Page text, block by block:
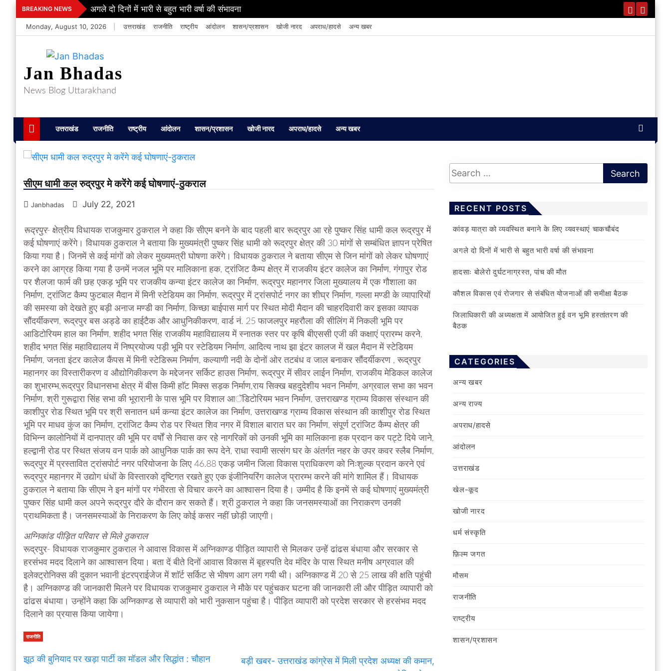
Skip
to
content
BREAKING NEWS अगले दो दिनों में भारी से बहुत भारी वर्षा की संभावना
Monday, August 10, 2026 उत्तराखंड राजनीति राष्ट्रीय आंदोलन शासन/प्रशासन खोजी नारद अपराध/हादसे अन्य खबर
Jan Bhadas
News Blog Uttarakhand
उत्तराखंड राजनीति राष्ट्रीय आंदोलन शासन/प्रशासन खोजी नारद अपराध/हादसे अन्य खबर
सीएम धामी कल रुद्रपुर मे करेंगे कई घोषणाएं-ठुकराल
Janbhadas July 22, 2021
रूद्रपुर- क्षेत्रीय विधायक राजकुमार ठुकराल ने कहा कि सीएम बनने के बाद पहली बार रूद्रपुर आ रहे पुष्कर सिंह धामी कल रूद्रपुर में
कई घोषणाएं करेंगे। विधायक ठुकराल ने बताया कि मुख्यमंत्री पुष्कर सिंह धामी को रूद्रपुर क्षेत्र की 30 मांगों से सम्बंधित ज्ञापन प्रेषित
किया गया है। जिनमें से कई मांगों को लेकर मुख्यमत्री घोषणा करेंगे। विधायक ठुकराल ने बताया सीएम से जिन मांगों को लेकर घोषणाएं
करने का आग्रह किया गया है उनमें नजल भूमि पर मालिकाना हक, ट्रांजिट कैम्प क्षेत्र में राजकीय इंटर कालेज का निर्माण, गंगापुर रोड
पर शैलजा फार्म की छह एकड़ भूमि पर राजकीय कन्या इंटर कालेज का निर्माण, रूद्रपुर महानगर जिला मुख्यालय में एक गौशाला का
निर्माण, ट्रांजिट कैम्प फुटबाल मैदान में मिनी स्टेडियम का निर्माण, रूद्रपुर में ट्रांसपोर्ट नगर का शीघ्र निर्माण, गल्ला मण्डी के व्यापारियों
की समस्या को देखते हुए बड़ी अनाज मण्डी का निर्माण, किच्छा बाईपास मार्ग पर स्थित मोदी मैदान की चाहरदिवारी कर इसका व्यापक
सौंदर्यीकरण, रूद्रपुर बस अड्डे का हाईटैक और आधुनिकीकरण, वार्ड नं. 25 फाजलपुर महरौला की सीलिंग में निकली भूमि पर
आडिटोरियम हाल का निर्माण, शहीद भगत सिंह राजकीय महाविद्यालय में स्नातक स्तर पर कृषि बीएससी एजी की कक्षाएं प्रारम्भ करने,
शहीद भगत सिंह महाविद्यालय में निष्प्रयोज्य पड़ी भूमि पर स्टेडियम निर्माण, आदित्य नाथ झा इंटर कालज में खल मैदान में स्टेडियम
निर्माण, जनता इंटर कालेज कैंपस में मिनी स्टेडिरूम निर्माण, कल्याणी नदी के दोनों ओर तटबंध व जाल बनाकर सौंदर्यीकरण , रूद्रपुर
महानगर का विस्तारीकरण व औद्योगिकीकरण के मद्देजनर सर्किट हाउस निर्माण, रूद्रपुर में सीवर लाईन निर्माण, राजकीय मेडिकल कालेज
का शुभारम्भ,रूद्रपुर विधानसभा क्षेत्र में बीस किमी हाॅट मिक्स सड़क निर्माण,राय सिक्ख बहदु्देशीय भवन निर्माण, अग्रवाल सभा का भवन
निर्माण, श्री गुरूद्वारा सिंह सभा की भूरारानी के पास भूमि पर विशाल आॅडिटोरियम भवन निर्माण, उत्तराखण्ड ग्राम्य विकास संस्थान की
काशीपुर रोड स्थित भूमि पर श्री सनातन धर्म कन्या इंटर कालेज का निर्माण, उत्तराखण्ड ग्राम्य विकास संस्थान की काशीपुर रोड स्थित
भूमि पर माधव कुंज का निर्माण, ट्रांजिट कैम्प रोड पर स्थित शिव नगर में विशाल बारात घर का निर्माण, संपूर्ण ट्रांजिट कैम्प क्षेत्र की
विभिन्न कालोनियों में दानपात्र की भूमि पर वर्षों से निवास कर रहे नागरिकों को उनकी भूमि का मालिकाना हक प्रदान कर पट्टे दिये जाने,
हल्द्वानी रोड पर स्थित संजय वन पार्क को आधुनिक पार्क का रूप देने, राधा स्वामी सत्संग घर के अंतर्गत नहर के उपर कवर स्लैब निर्माण,
रूद्रपुर में प्रस्तावित ट्रांसपोर्ट नगर परियोजना के लिए 46.88 एकड़ जमीन जिला विकास प्राधिकरण को निःशुल्क प्रदान करने एवं
रूद्रपुर महानगर में उद्योग धंधों के विस्तारको दृष्टिगत रखते हुए एक इंजीनियरिंग कालेज प्रारम्भ करने की मांगे शामिल हैं। विधायक
ठुकराल ने बताया कि सीएम ने इन मांगों पर गंभीरता से विचार करने का आश्वासन दिया है। उम्मीद है कि इनमें से कई घोषणाएं मुख्यमंत्री
पुष्कर सिंह धामी कल अपने रूद्रपुर दौरे के दौरान कर सकते हैं। श्री ठुकराल ने कहा कि जनसमस्याओं का निराकरण उनकी
प्राथमिकता है। जनसमस्याओं के निराकरण के लिए कोई कसर नहीं छोड़ी जाएगी।
अग्निकांड पीड़ित परिवार से मिले ठुकराल
रूद्रपुर- विधायक राजकुमार ठुकराल ने आवास विकास में अग्निकाण्ड पीड़ित व्यापारी से मिलकर उन्हें ढांढस बंधाया और सरकार से
हरसंभव मदद दिलाने का आश्वासन दिया। बता दें बीते दिनों आवास विकास में बृहस्पति देव मंदिर के पास स्थित मनीष अग्रवाल की
इलेक्ट्रोनिक्स की दुकान भवानी इंटरप्राईजेज में शाॅर्ट सर्किट से भीषण आग लग गयी थी। अग्निकाण्ड में 20 से 25 लाख की क्षति पहुंची
है। अग्निकाण्ड की जानकारी मिलने पर विधायक राजकुमार ठुकराल ने मौके पर पहुंचकर घटना की जानकारी ली और पीड़ित व्यापारी को
ढांढस बंधाया। उन्होंने कहा कि अग्निकाण्ड से व्यापारी को भारी नुकसान पहुंचा है। पीड़ित व्यापारी को प्रदेश सरकार से हरसंभव मदद
दिलाने का प्रयास किया जायेगा।
राजनीति
झूठ की बुनियाद पर खड़ा पार्टी का मॉडल और सिद्धांत : चौहान
बड़ी खबर- उत्तराखंड कांग्रेस में मिली प्रदेश अध्यक्ष की कमान,
RECENT POSTS
कांवड़ यात्रा को व्यवस्थित बनाने के लिए व्यवस्थाएं चाकचौबंद
अगले दो दिनों में भारी से बहुत भारी वर्षा की संभावना
हादसाः बोलेरो दुर्घटनाग्रस्त, पांच की मौत
कौशल विकास एवं रोजगार से संबंधित योजनाओं की समीक्षा बैठक
जिलाधिकारी की अध्यक्षता में आयोजित हुई वन भूमि हस्तांतरण की
बैठक
CATEGORIES
अन्य खबर
अन्य राज्य
अपराध/हादसे
आंदोलन
उत्तराखंड
खेल-कूद
खोजी नारद
धर्म संस्कृति
फ़िल्‍म जगत
मौसम
राजनीति
राष्ट्रीय
शासन/प्रशासन